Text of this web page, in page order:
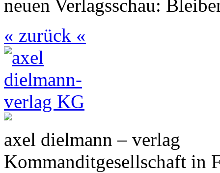
neuen Verlagsschau:
« zurück «
axel dielmann – verlag
Kommanditgesellschaft in